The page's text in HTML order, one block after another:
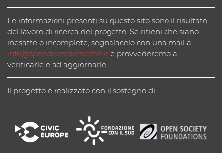
Le informazioni presenti su questo sito sono il risultato
del lavoro di ricerca del progetto. Se ritieni che siano
inesatte o incomplete, segnalacelo con una mail a
info@spendiamolinsieme.it e provvederemo a
verificarle e ad aggiornarle.
Il progetto è realizzato con il sostegno di: